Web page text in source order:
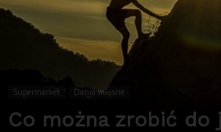
Supermarket Dania mięsne
Co można zrobić do